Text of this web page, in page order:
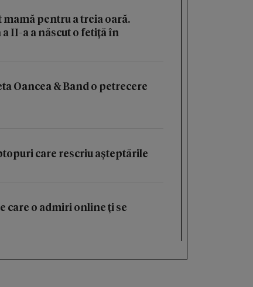
pentru a treia oară.
II-a a născut o fetiță în
Oancea & Band o petrecere
care rescriu așteptările
care o admiri online ți se